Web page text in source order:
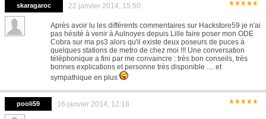
skaragaroc 22 janvier 2014, 15:50 *****
Après avoir lu les différents commentaires sur Hackstore59 je n'ai
pas hésité à venir à Aulnoyes depuis Lille faire poser mon ODE
Cobra sur ma ps3 alors qu'il existe deux poseurs de puces à
quelques stations de metro de chez moi !!! Une conversation
téléphonique a fini par me convaincre : très bon conseils, très
bonnes explications et personne très disponible .... et
sympathique en plus
pooli59 16 janvier 2014, 12:18 *****